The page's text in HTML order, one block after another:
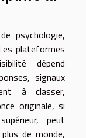
psychologie,
plateformes
dépend
signaux
à classer,
originale, si
peut
de monde,